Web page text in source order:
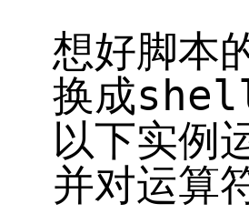
想好脚本
换成shell
以下实例
并对运算